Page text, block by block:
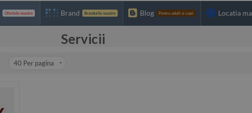
Ofertele noastre Brand Brandurile noastre Blog Pentru adulti si copii Locatia
Servicii
40 Per pagina